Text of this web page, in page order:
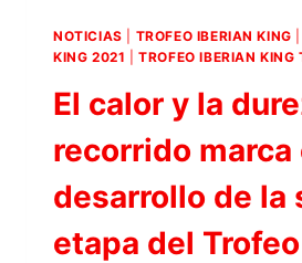
NOTICIAS TROFEO IBERIAN KING
KING 2021 |TROFEO IBERIAN KING
El calor y la
recorrido marca
desarrollo de la
etapa del